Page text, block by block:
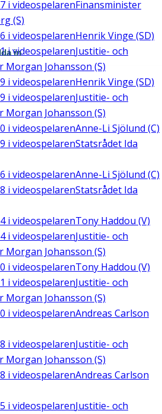
i videospelarenFinansminister
(S)
i videospelarenHenrik Vinge (SD)
i videospelarenJustitie- och
Morgan Johansson (S)
i videospelarenHenrik Vinge (SD)
i videospelarenJustitie- och
Morgan Johansson (S)
i videospelarenAnne-Li Sjölund (C)
i videospelarenStatsrådet Ida
i videospelarenAnne-Li Sjölund (C)
i videospelarenStatsrådet Ida
i videospelarenTony Haddou (V)
i videospelarenJustitie- och
Morgan Johansson (S)
i videospelarenTony Haddou (V)
i videospelarenJustitie- och
Morgan Johansson (S)
i videospelarenAndreas Carlson
i videospelarenJustitie- och
Morgan Johansson (S)
i videospelarenAndreas Carlson
i videospelarenJustitie- och
in